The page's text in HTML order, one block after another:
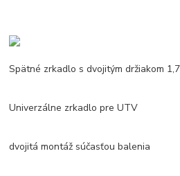
Spätné zrkadlo s dvojitým držiakom
Univerzálne zrkadlo pre UTV
dvojitá montáž súčasťou balenia